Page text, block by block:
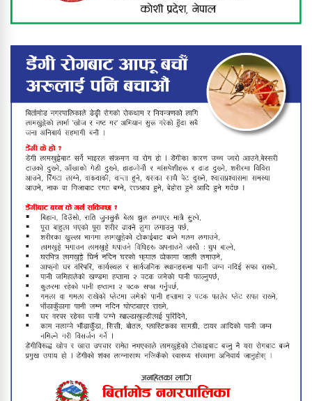
उद्योग तहसनहस, बिजुली पोल ढले,
फिल्मको हिरोझैँ देखिने पालिका अध्यक्ष
बाबुराम खड्काको फुटबल मोह
बिर्तामोडमा राष्ट्रिय पोषण लेखाजोखा
कार्यक्रम भोलिसम्म सञ्चालन हुने
विपक्षी सांसदले संसद्‌मै मागे प्रधानमन्त्रीको
राजीनामा
बिर्तामोड नगरपालिकाले थाल्यो सडक
विस्तार अभियान